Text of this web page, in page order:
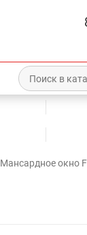
Мансардное окно